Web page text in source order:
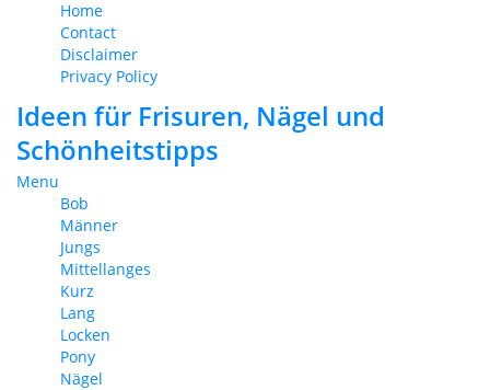
Home
Contact
Disclaimer
Privacy Policy
Ideen für Frisuren, Nägel und
Schönheitstipps
Menu
Bob
Männer
Jungs
Mittellanges
Kurz
Lang
Locken
Pony
Nägel